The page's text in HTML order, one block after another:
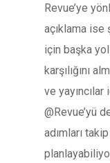
Revue’ye
açıklama ise
için başka
karşılığını
ve
@Revue’yü
adımları